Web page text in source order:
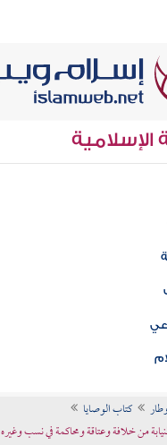
الإسلامية
كتاب الوصايا
من خلافة وعتاقة ومحاكمة في نسب وغيره